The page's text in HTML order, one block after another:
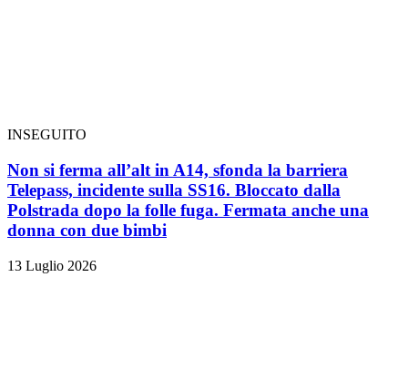
INSEGUITO
Non si ferma all’alt in A14, sfonda la barriera
Telepass, incidente sulla SS16. Bloccato dalla
Polstrada dopo la folle fuga. Fermata anche una
donna con due bimbi
13 Luglio 2026